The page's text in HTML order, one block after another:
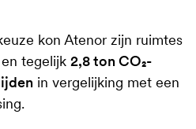
kon Atenor zijn ruimtes
en tegelijk2,8 ton CO₂-
in vergelijking met een